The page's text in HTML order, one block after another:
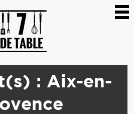
: Aix-en-